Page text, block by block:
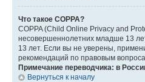
Что такое COPPA?
COPPA (Child Online Privacy and
несовершеннолетних младше 13
13 лет. Если вы не уверены,
рекомендаций по правовым
Примечание переводчика: в
Вернуться к началу